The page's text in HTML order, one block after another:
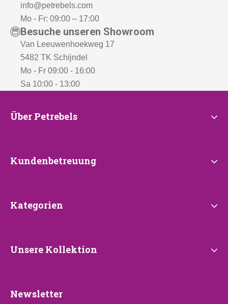
info@petrebels.com
Mo - Fr: 09:00 – 17:00
Besuche unseren Showroom
Van Leeuwenhoekweg 17
5482 TK Schijndel
Mo - Fr 09:00 - 16:00
Sa 10:00 - 13:00
Über
Über Petrebels
Kundenbetreuung
Kundenbetreuung
Kategorien
Kategorien
Unsere
Unsere Kollektion
Newsletter
Newsletter